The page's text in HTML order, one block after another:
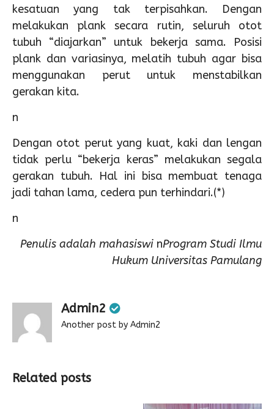
kesatuan yang tak terpisahkan. Dengan
melakukan plank secara rutin, seluruh otot
tubuh “diajarkan” untuk bekerja sama. Posisi
plank dan variasinya, melatih tubuh agar bisa
menggunakan perut untuk menstabilkan
gerakan kita.
n
Dengan otot perut yang kuat, kaki dan lengan
tidak perlu “bekerja keras” melakukan segala
gerakan tubuh. Hal ini bisa membuat tenaga
jadi tahan lama, cedera pun terhindari.(*)
n
Penulis adalah mahasiswi nProgram Studi Ilmu
Hukum Universitas Pamulang
Admin2
Another post by Admin2
Related posts